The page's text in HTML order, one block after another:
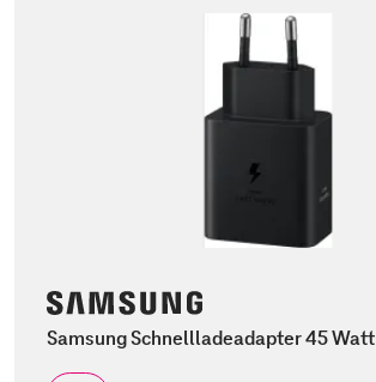
Samsung Schnellladeadapter 45 Watt